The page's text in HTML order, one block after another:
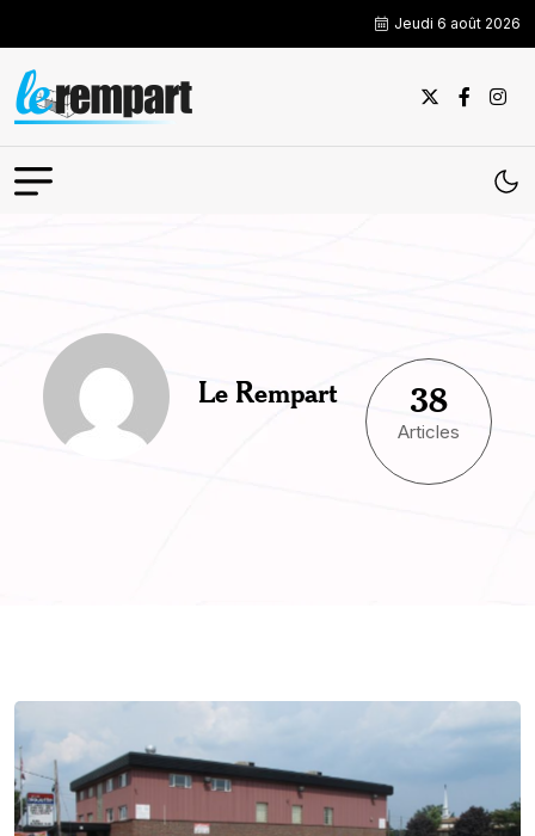
Jeudi 6 août 2026
Le Rempart 38
Articles